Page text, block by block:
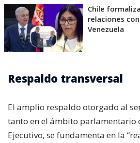
Chile
relaciones
Venezuela
Respaldo transversal
El amplio respaldo otorgado al
tanto en el ámbito parlamentario
Ejecutivo, se fundamenta en la